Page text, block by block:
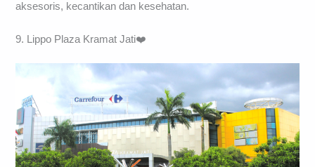
aksesoris, kecantikan dan kesehatan.
9. Lippo Plaza Kramat Jati❤️